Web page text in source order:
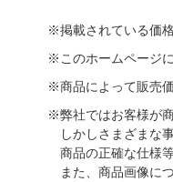
※掲載されている価
※このホームページ
※商品によって販売
※弊社ではお客様が
しかしさまざまな
商品の正確な仕様
また、商品画像に